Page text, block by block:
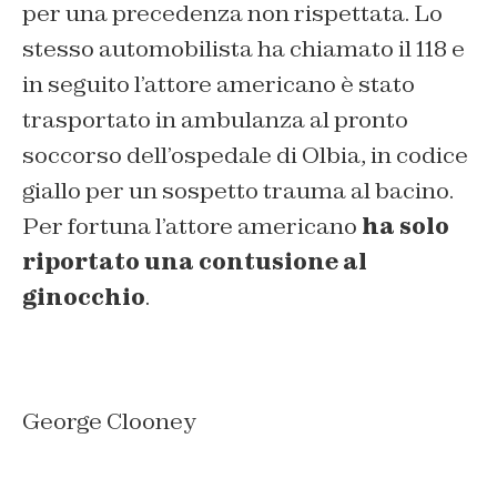
per una precedenza non rispettata. Lo
stesso automobilista ha chiamato il 118 e
in seguito l’attore americano è stato
trasportato in ambulanza al pronto
soccorso dell’ospedale di Olbia, in codice
giallo per un sospetto trauma al bacino.
Per fortuna l’attore americano ha solo
riportato una contusione al
ginocchio.
George Clooney